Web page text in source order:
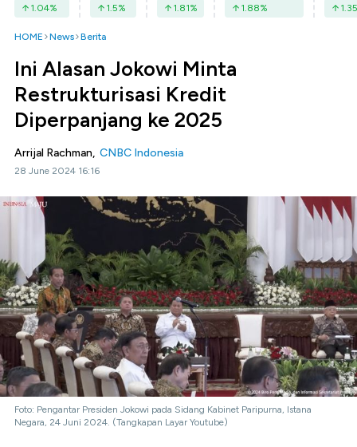
1.04% 1.5% 1.81% 1.88% 1.35
HOME News Berita
Ini Alasan Jokowi Minta
Restrukturisasi Kredit
Diperpanjang ke 2025
Arrijal Rachman, CNBC Indonesia
28 June 2024 16:16
Foto: Pengantar Presiden Jokowi pada Sidang Kabinet Paripurna, Istana
Negara, 24 Juni 2024. (Tangkapan Layar Youtube)